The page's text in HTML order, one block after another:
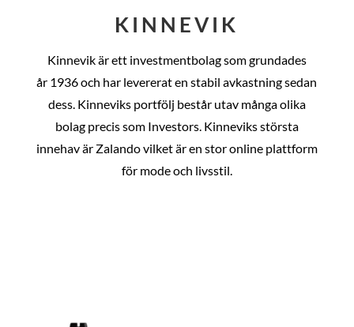
KINNEVIK
Kinnevik är ett investmentbolag som grundades
år 1936 och har levererat en stabil avkastning sedan
dess. Kinneviks portfölj består utav många olika
bolag precis som Investors. Kinneviks största
innehav är Zalando vilket är en stor online plattform
för mode och livsstil.